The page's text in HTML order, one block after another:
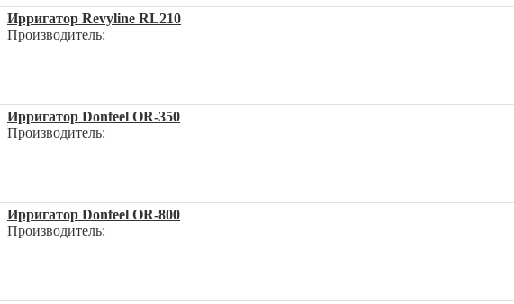
Ирригатор Revyline RL210
Производитель:
Ирригатор Donfeel OR-350
Производитель:
Ирригатор Donfeel OR-800
Производитель: